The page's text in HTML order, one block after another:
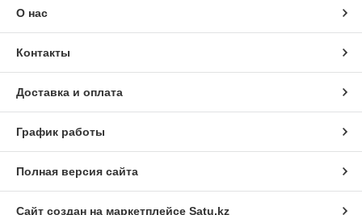
О нас
Контакты
Доставка и оплата
График работы
Полная версия сайта
Сайт создан на маркетплейсе Satu.kz